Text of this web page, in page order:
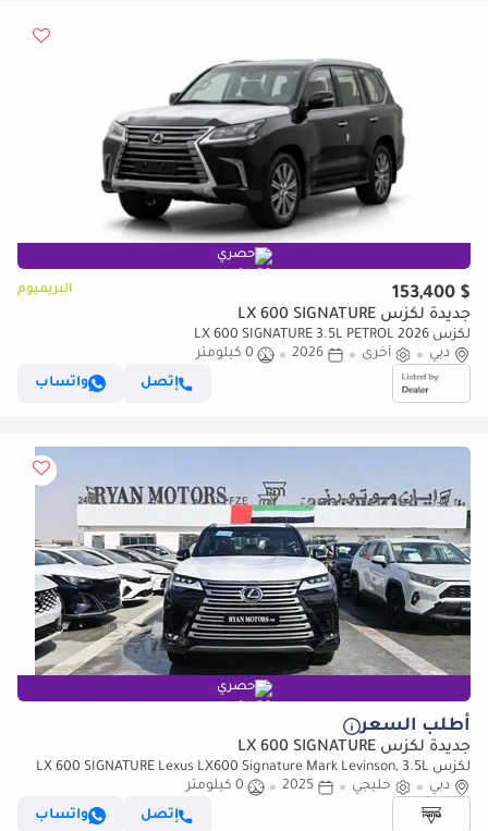
حصري
$ 153,400 البريميوم
جديدة لكزس LX 600 SIGNATURE
لكزس LX 600 SIGNATURE 3.5L PETROL 2026
دبي
أخرى 2026
0 كيلومتر
إتصل
واتساب
حصري
أطلب السعر
جديدة لكزس LX 600 SIGNATURE
لكزس LX 600 SIGNATURE Lexus LX600 Signature Mark Levinson, 3.5L
Twin-Turbo V6, Petrol, Model 2025 Color Black
دبي خليجي 2025
0 كيلومتر
إتصل
واتساب